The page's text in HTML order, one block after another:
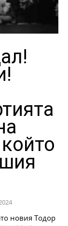
новия Тодор